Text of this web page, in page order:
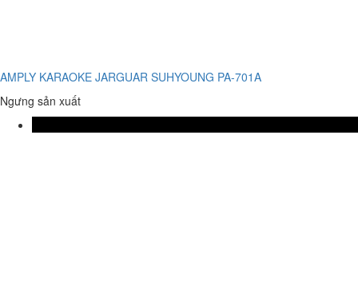
AMPLY KARAOKE JARGUAR SUHYOUNG PA-701A
Ngưng sản xuất